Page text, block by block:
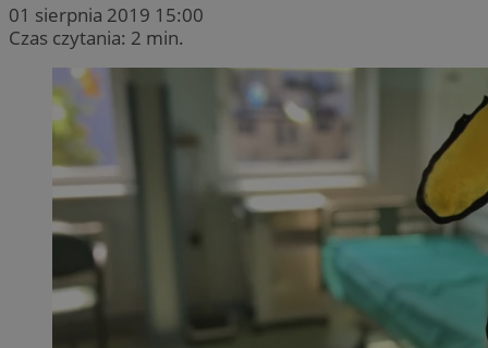
01 sierpnia 2019 15:00
Czas czytania: 2 min.